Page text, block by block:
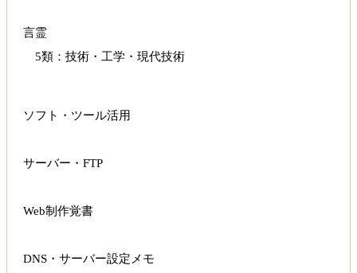
言霊
5類：技術・工学・現代技術
ソフト・ツール活用
サーバー・FTP
Web制作覚書
DNS・サーバー設定メモ